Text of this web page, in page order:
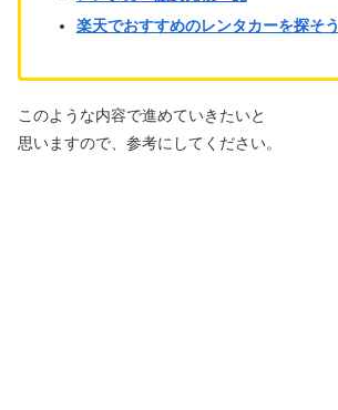
楽天でおすすめのレンタカーを探そう
このような内容で進めていきたいと
思いますので、参考にしてください。